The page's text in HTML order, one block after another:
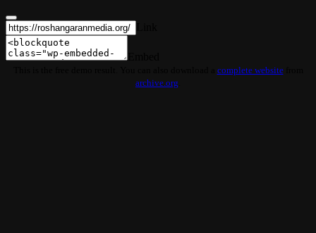
complete websitefrom
archive.org